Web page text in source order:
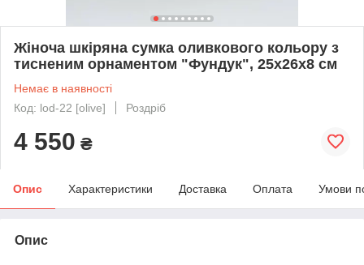
Жіноча шкіряна сумка оливкового кольору з
тисненим орнаментом "Фундук", 25х26х8 см
Немає в наявності
Код: lod-22 [olive]
Роздріб
4 550 ₴
Опис Характеристики Доставка Оплата Умови
Опис